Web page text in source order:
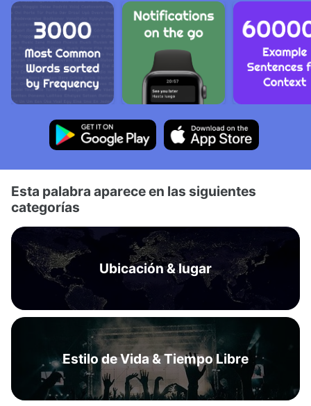
Esta palabra aparece en las siguientes
categorías
Ubicación & lugar
Estilo de Vida & Tiempo Libre